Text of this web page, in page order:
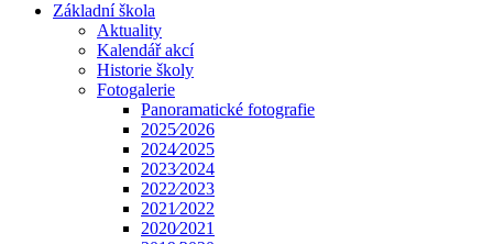
Základní škola
Aktuality
Kalendář akcí
Historie školy
Fotogalerie
Panoramatické fotografie
2025⁄2026
2024⁄2025
2023⁄2024
2022⁄2023
2021⁄2022
2020⁄2021